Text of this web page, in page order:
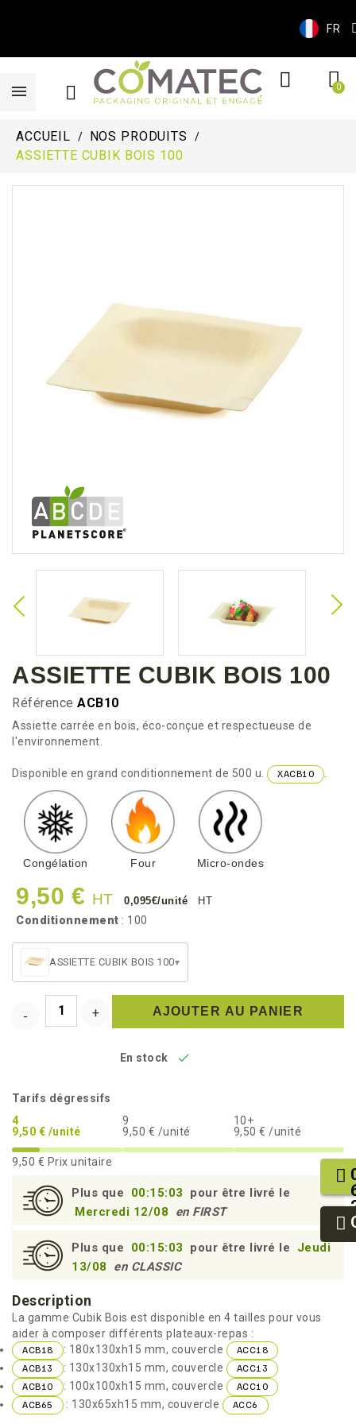
FR
ACCUEIL
NOS PRODUITS
ASSIETTE CUBIK BOIS 100
ASSIETTE CUBIK BOIS 100
Référence ACB10
Assiette carrée en bois, éco-conçue et respectueuse de
l'environnement.
Disponible en grand conditionnement de 500 u. XACB10
Congélation Four Micro-ondes
9,50 € HT 0,095€/unité HT
Conditionnement : 100
ASSIETTE CUBIK BOIS 100▾
AJOUTER AU PANIER
En stock 
Tarifs dégressifs
4
9,50 € /unité
9
9,50 € /unité
10+
9,50 € /unité
9,50 € Prix unitaire
Plus que 00:15:02
pour être livré le
Mercredi 12/08
en FIRST
Plus que 00:15:02 pour être livré le
Jeudi
13/08
en CLASSIC
Description
La gamme Cubik Bois est disponible en 4 tailles pour vous
aider à composer différents plateaux-repas :
ACB18 : 180x130xh15 mm, couvercle
ACC18
ACB13
: 130x130xh15 mm, couvercle
ACC13
ACB10
: 100x100xh15 mm, couvercle
ACC10
ACB65
: 130x65xh15 mm, couvercle ACC6